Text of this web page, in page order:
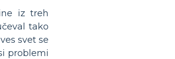
iz treh
tako
svet se
problemi